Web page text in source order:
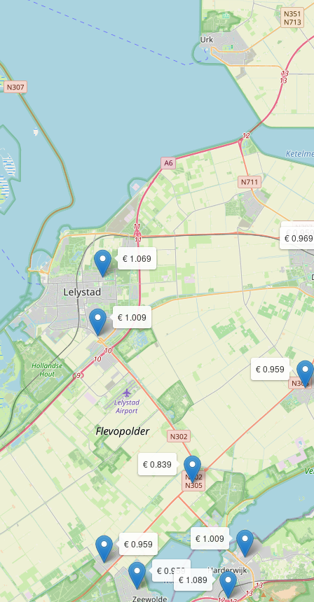
€ 0.839
€ 0.959
€ 0.959
€ 0.959
€ 0.969
€ 1.009
€ 1.009
€ 1.069
€ 1.089